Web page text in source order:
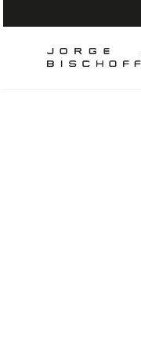
1º bolsa
scarpin